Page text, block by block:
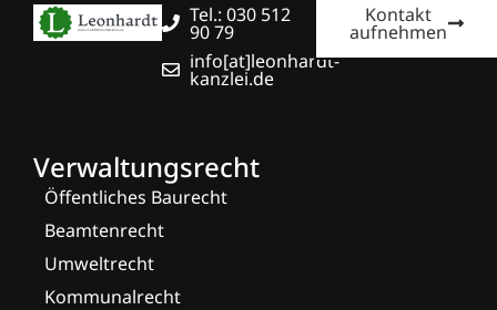
Tel.: 030 512
90 79
info[at]leonhardt-
kanzlei.de
Kontakt
aufnehmen
Verwaltungsrecht
Öffentliches Baurecht
Beamtenrecht
Umweltrecht
Kommunalrecht